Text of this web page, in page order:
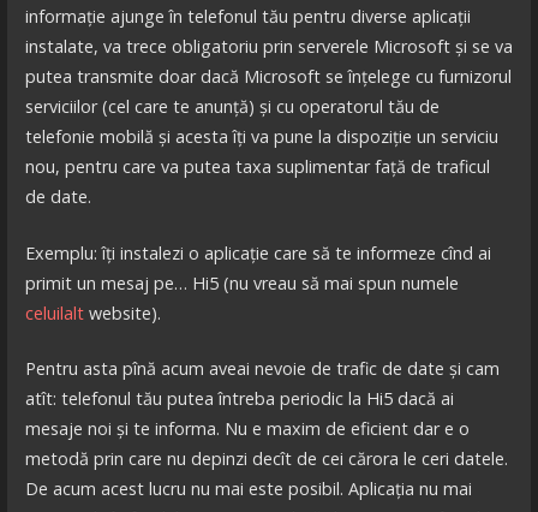
informație ajunge în telefonul tău pentru diverse aplicații
instalate, va trece obligatoriu prin serverele Microsoft și se va
putea transmite doar dacă Microsoft se înțelege cu furnizorul
serviciilor (cel care te anunță) și cu operatorul tău de
telefonie mobilă și acesta îți va pune la dispoziție un serviciu
nou, pentru care va putea taxa suplimentar față de traficul
de date.
Exemplu: îți instalezi o aplicație care să te informeze cînd ai
primit un mesaj pe… Hi5 (nu vreau să mai spun numele
celuilaltwebsite).
Pentru asta pînă acum aveai nevoie de trafic de date și cam
atît: telefonul tău putea întreba periodic la Hi5 dacă ai
mesaje noi și te informa. Nu e maxim de eficient dar e o
metodă prin care nu depinzi decît de cei cărora le ceri datele.
De acum acest lucru nu mai este posibil. Aplicația nu mai